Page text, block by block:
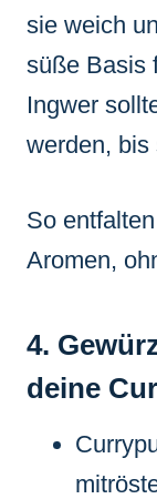
sie weich
süße Basis
Ingwer
werden, bis
So
Aromen,
4.
deine